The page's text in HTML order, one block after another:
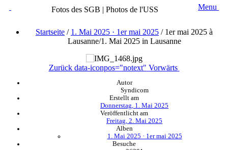
Fotos des SGB | Photos de l'USS Menu
Startseite / 1. Mai 2025 · 1er mai 2025 / 1er mai 2025 à
Lausanne/1. Mai 2025 in Lausanne
Zurück data-iconpos="notext" Vorwärts
Autor
Syndicom
Erstellt am
Donnerstag, 1. Mai 2025
Veröffentlicht am
Freitag, 2. Mai 2025
Alben
1. Mai 2025 · 1er mai 2025
Besuche